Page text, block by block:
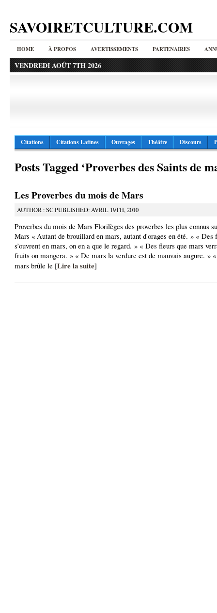
SAVOIRETCULTURE.COM
HOME À PROPOS AVERTISSEMENTS PARTENAIRES
VENDREDI AOÛT 7TH 2026
Citations Citations Latines Ouvrages Théâtre Discours
Posts Tagged ‘Proverbes des Saints de
Les Proverbes du mois de Mars
AUTHOR : SC PUBLISHED: AVRIL 19TH, 2010
Proverbes du mois de Mars Florilèges des proverbes les plus connus
Mars « Autant de brouillard en mars, autant d'orages en été. » « Des
s’ouvrent en mars, on en a que le regard. » « Des fleurs que mars
fruits on mangera. » « De mars la verdure est de mauvais augure. »
mars brûle le [Lire la suite]